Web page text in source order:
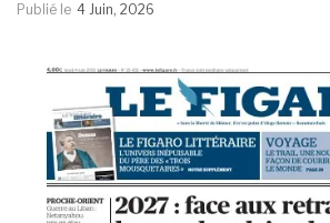
Publié le 4 Juin, 2026